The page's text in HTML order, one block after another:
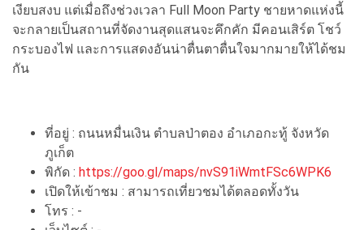
เงียบสงบ แต่เมื่อถึงช่วงเวลา Full Moon Party ชายหาดแห่งนี้
จะกลายเป็นสถานที่จัดงานสุดแสนจะคึกคัก มีคอนเสิร์ต โชว์
กระบองไฟ และการแสดงอันน่าตื่นตาตื่นใจมากมายให้ได้ชม
กัน
ที่อยู่ : ถนนหมื่นเงิน ตำบลป่าตอง อำเภอกะทู้ จังหวัด
ภูเก็ต
พิกัด : https://goo.gl/maps/nvS91iWmtFSc6WPK6
เปิดให้เข้าชม : สามารถเที่ยวชมได้ตลอดทั้งวัน
โทร : -